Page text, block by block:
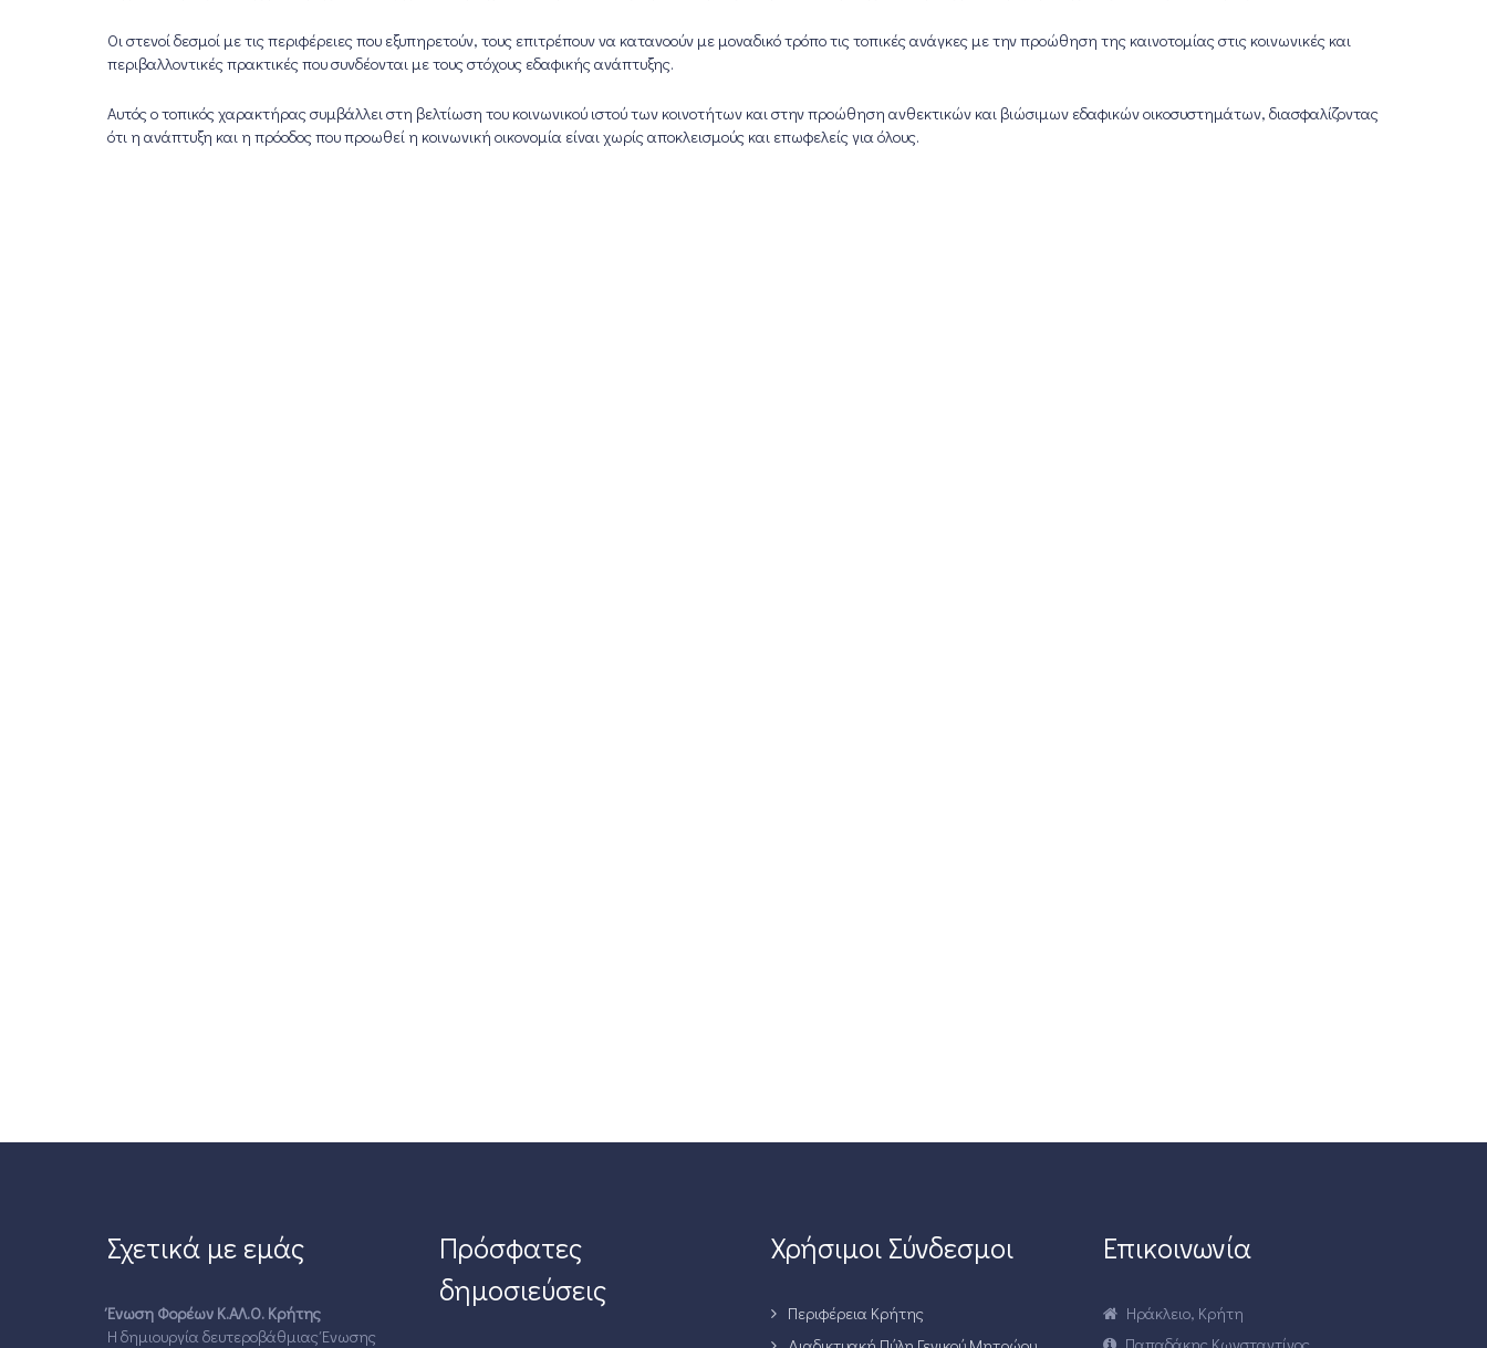
Οι στενοί δεσμοί με τις περιφέρειες που εξυπηρετούν, τους επιτρέπουν να κατανοούν με μοναδικό τρόπο τις τοπικές ανάγκες με την προώθηση της καινοτομίας στις κοινωνικές και
περιβαλλοντικές πρακτικές που συνδέονται με τους στόχους εδαφικής ανάπτυξης.
Αυτός ο τοπικός χαρακτήρας συμβάλλει στη βελτίωση του κοινωνικού ιστού των κοινοτήτων και στην προώθηση ανθεκτικών και βιώσιμων εδαφικών οικοσυστημάτων, διασφαλίζοντας
ότι η ανάπτυξη και η πρόοδος που προωθεί η κοινωνική οικονομία είναι χωρίς αποκλεισμούς και επωφελείς για όλους.
Σχετικά με εμάς
Ένωση Φορέων Κ.ΑΛ.Ο. Κρήτης
Η δημιουργία δευτεροβάθμιας Ένωσης
Πρόσφατες
δημοσιεύσεις
Χρήσιμοι Σύνδεσμοι
Περιφέρεια Κρήτης
Επικοινωνία
Ηράκλειο, Κρήτη